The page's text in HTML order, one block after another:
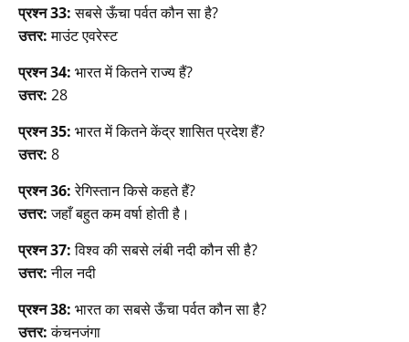
प्रश्न 33:सबसे ऊँचा पर्वत कौन सा है?
उत्तर:माउंट एवरेस्ट
प्रश्न 34: भारत में कितने राज्य हैं?
उत्तर: 28
प्रश्न 35: भारत में कितने केंद्र शासित प्रदेश हैं?
उत्तर: 8
प्रश्न 36:रेगिस्तान किसे कहते हैं?
उत्तर:जहाँ बहुत कम वर्षा होती है।
प्रश्न 37:विश्व की सबसे लंबी नदी कौन सी है?
उत्तर:नील नदी
प्रश्न 38: भारत का सबसे ऊँचा पर्वत कौन सा है?
उत्तर:कंचनजंगा